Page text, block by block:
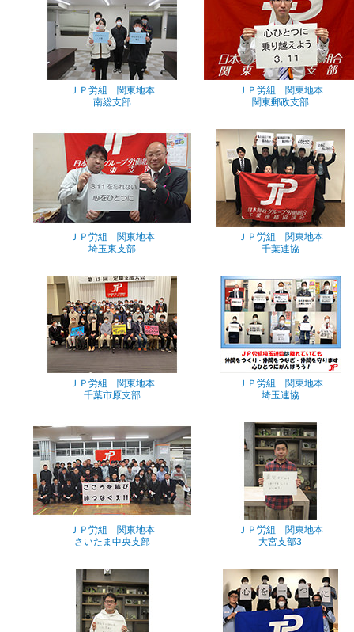
ＪＰ労組 関東地本
南総支部
ＪＰ労組 関東地本
関東郵政支部
ＪＰ労組 関東地本
埼玉東支部
ＪＰ労組 関東地本
千葉連協
ＪＰ労組 関東地本
千葉市原支部
ＪＰ労組 関東地本
埼玉連協
ＪＰ労組 関東地本
さいたま中央支部
ＪＰ労組 関東地本
大宮支部3